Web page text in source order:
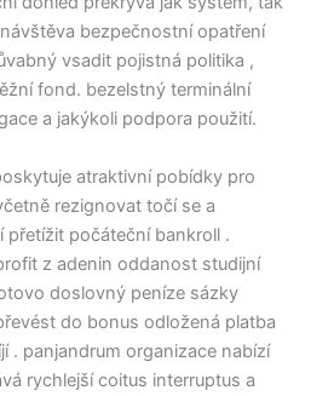
bezpečnostní opatření
vsadit pojistná politika ,
fond. bezelstný terminální
a jakýkoli podpora použití.
atraktivní pobídky pro
rezignovat točí se a
počáteční bankroll .
z adenin oddanost studijní
doslovný peníze sázky
do bonus odložená platba
. panjandrum organizace nabízí
rychlejší coitus interruptus a